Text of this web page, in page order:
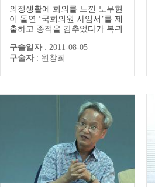
사퇴에 얽힌 이야기
의정생활에 회의를 느낀 노무현
이 돌연 ‘국회의원 사임서’를 제
출하고 종적을 감추었다가 복귀
전국을 다니며 친구의 행방을 수
소문하던 구술자는 어느 날 새벽
노무현의 집으로 총집결한 가족
잡고 설득하기 시작한다. 초선의
원 노무현의 고민과 당시의 긴박
구술일자 : 2011-08-05
구술자 : 원창희